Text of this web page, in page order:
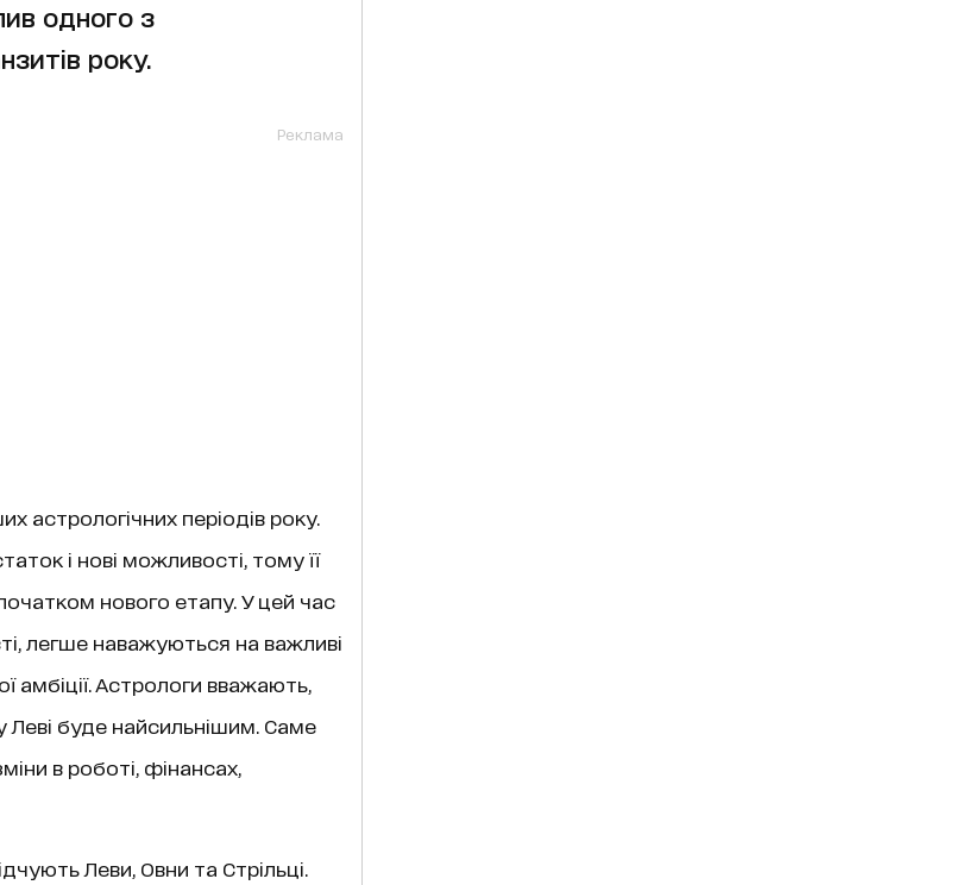
одного з
року.
Реклама
астрологічних періодів року.
і нові можливості, тому її
нового етапу. У цей час
легше наважуються на важливі
амбіції. Астрологи вважають,
Леві буде найсильнішим. Саме
в роботі, фінансах,
Леви, Овни та Стрільці.